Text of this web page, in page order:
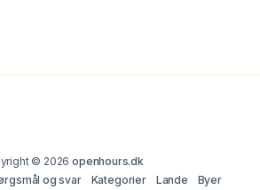
© 2026openhours.dk
og svar Kategorier Lande
Byer